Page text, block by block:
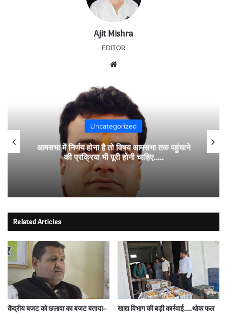
Ajit Mishra
EDITOR
Uncategorized
आमसभा में निर्णय होना है तो विषय आमसभा तक पहुंचाने
की प्रक्रिया भी पूरी होनी चाहिए…..
Related Articles
केंद्रीय बजट को छलावा का बजट बताया–
खाद्य विभाग की बड़ी कार्रवाई….थोक फल